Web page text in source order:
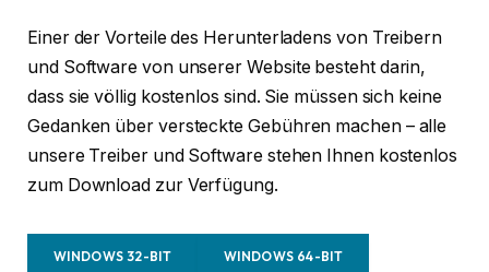
Einer der Vorteile des Herunterladens von Treibern
und Software von unserer Website besteht darin,
dass sie völlig kostenlos sind. Sie müssen sich keine
Gedanken über versteckte Gebühren machen – alle
unsere Treiber und Software stehen Ihnen kostenlos
zum Download zur Verfügung.
WINDOWS 32-BIT WINDOWS 64-BIT